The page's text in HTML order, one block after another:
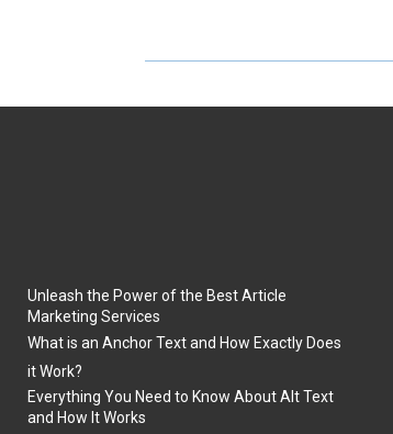
R R
Unleash the Power of the Best Article
Marketing Services
What is an Anchor Text and How Exactly Does
it Work?
Everything You Need to Know About Alt Text
and How It Works